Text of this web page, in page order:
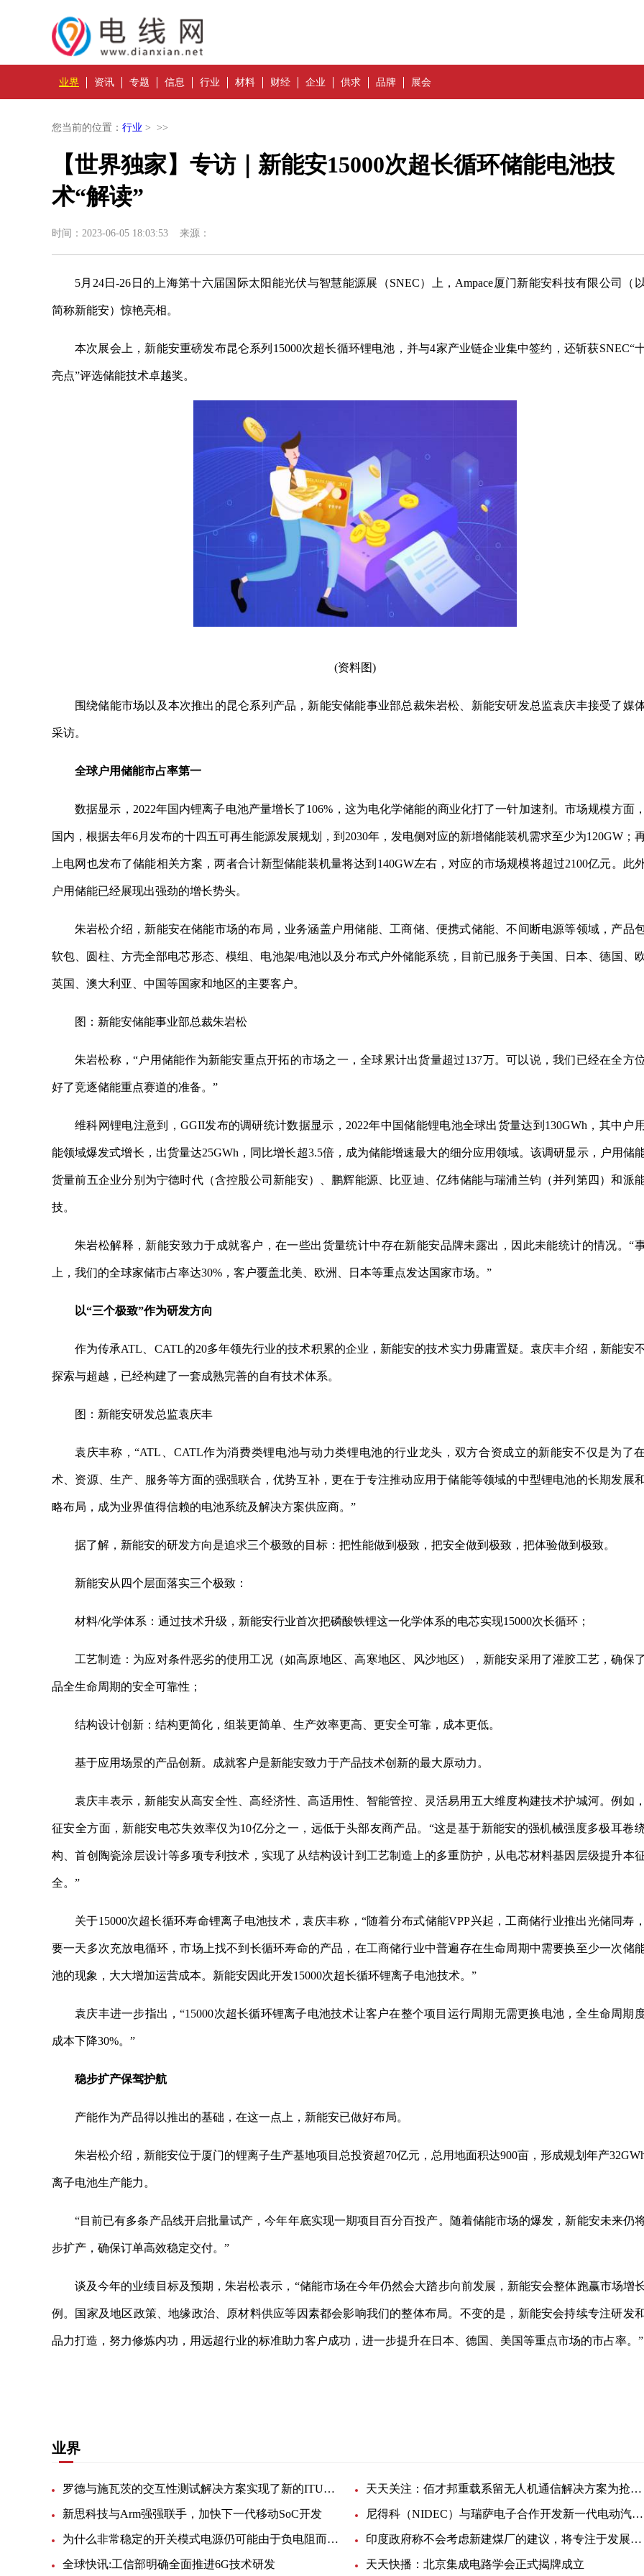
业界 资讯 专题 信息 行业 材料 财经 企业 供求 品牌 展会
您当前的位置： 行业 > >>
【世界独家】专访｜新能安15000次超长循环储能电池技
术“解读”
时间：2023-06-05 18:03:53 来源：
5月24日-26日的上海第十六届国际太阳能光伏与智慧能源展（SNEC）上，Ampace厦门新能安科技有限公司（
简称新能安）惊艳亮相。
本次展会上，新能安重磅发布昆仑系列15000次超长循环锂电池，并与4家产业链企业集中签约，还斩获SNEC“
亮点”评选储能技术卓越奖。
(资料图)
围绕储能市场以及本次推出的昆仑系列产品，新能安储能事业部总裁朱岩松、新能安研发总监袁庆丰接受了媒
采访。
全球户用储能市占率第一
数据显示，2022年国内锂离子电池产量增长了106%，这为电化学储能的商业化打了一针加速剂。市场规模方面
国内，根据去年6月发布的十四五可再生能源发展规划，到2030年，发电侧对应的新增储能装机需求至少为120GW；
上电网也发布了储能相关方案，两者合计新型储能装机量将达到140GW左右，对应的市场规模将超过2100亿元。此外
户用储能已经展现出强劲的增长势头。
朱岩松介绍，新能安在储能市场的布局，业务涵盖户用储能、工商储、便携式储能、不间断电源等领域，产品
软包、圆柱、方壳全部电芯形态、模组、电池架/电池以及分布式户外储能系统，目前已服务于美国、日本、德国、
英国、澳大利亚、中国等国家和地区的主要客户。
图：新能安储能事业部总裁朱岩松
朱岩松称，“户用储能作为新能安重点开拓的市场之一，全球累计出货量超过137万。可以说，我们已经在全方
好了竞逐储能重点赛道的准备。”
维科网锂电注意到，GGII发布的调研统计数据显示，2022年中国储能锂电池全球出货量达到130GWh，其中户
能领域爆发式增长，出货量达25GWh，同比增长超3.5倍，成为储能增速最大的细分应用领域。该调研显示，户用储
货量前五企业分别为宁德时代（含控股公司新能安）、鹏辉能源、比亚迪、亿纬储能与瑞浦兰钧（并列第四）和派
技。
朱岩松解释，新能安致力于成就客户，在一些出货量统计中存在新能安品牌未露出，因此未能统计的情况。“
上，我们的全球家储市占率达30%，客户覆盖北美、欧洲、日本等重点发达国家市场。”
以“三个极致”作为研发方向
作为传承ATL、CATL的20多年领先行业的技术积累的企业，新能安的技术实力毋庸置疑。袁庆丰介绍，新能安
探索与超越，已经构建了一套成熟完善的自有技术体系。
图：新能安研发总监袁庆丰
袁庆丰称，“ATL、CATL作为消费类锂电池与动力类锂电池的行业龙头，双方合资成立的新能安不仅是为了
术、资源、生产、服务等方面的强强联合，优势互补，更在于专注推动应用于储能等领域的中型锂电池的长期发展
略布局，成为业界值得信赖的电池系统及解决方案供应商。”
据了解，新能安的研发方向是追求三个极致的目标：把性能做到极致，把安全做到极致，把体验做到极致。
新能安从四个层面落实三个极致：
材料/化学体系：通过技术升级，新能安行业首次把磷酸铁锂这一化学体系的电芯实现15000次长循环；
工艺制造：为应对条件恶劣的使用工况（如高原地区、高寒地区、风沙地区），新能安采用了灌胶工艺，确保
品全生命周期的安全可靠性；
结构设计创新：结构更简化，组装更简单、生产效率更高、更安全可靠，成本更低。
基于应用场景的产品创新。成就客户是新能安致力于产品技术创新的最大原动力。
袁庆丰表示，新能安从高安全性、高经济性、高适用性、智能管控、灵活易用五大维度构建技术护城河。例如
征安全方面，新能安电芯失效率仅为10亿分之一，远低于头部友商产品。“这是基于新能安的强机械强度多极耳卷
构、首创陶瓷涂层设计等多项专利技术，实现了从结构设计到工艺制造上的多重防护，从电芯材料基因层级提升本
全。”
关于15000次超长循环寿命锂离子电池技术，袁庆丰称，“随着分布式储能VPP兴起，工商储行业推出光储同寿
要一天多次充放电循环，市场上找不到长循环寿命的产品，在工商储行业中普遍存在生命周期中需要换至少一次储
池的现象，大大增加运营成本。新能安因此开发15000次超长循环锂离子电池技术。”
袁庆丰进一步指出，“15000次超长循环锂离子电池技术让客户在整个项目运行周期无需更换电池，全生命周期
成本下降30%。”
稳步扩产保驾护航
产能作为产品得以推出的基础，在这一点上，新能安已做好布局。
朱岩松介绍，新能安位于厦门的锂离子生产基地项目总投资超70亿元，总用地面积达900亩，形成规划年产
离子电池生产能力。
“目前已有多条产品线开启批量试产，今年年底实现一期项目百分百投产。随着储能市场的爆发，新能安未来仍
步扩产，确保订单高效稳定交付。”
谈及今年的业绩目标及预期，朱岩松表示，“储能市场在今年仍然会大踏步向前发展，新能安会整体跑赢市场增
例。国家及地区政策、地缘政治、原材料供应等因素都会影响我们的整体布局。不变的是，新能安会持续专注研发
品力打造，努力修炼内功，用远超行业的标准助力客户成功，进一步提升在日本、德国、美国等重点市场的市占率。”
业界
罗德与施瓦茨的交互性测试解决方案实现了新的ITU网络性能评估建议-资讯推荐 天天关注：佰才邦重载系留无人机通信解决方案为抢险救灾提供保障
新思科技与Arm强强联手，加快下一代移动SoC开发 尼得科（NIDEC）与瑞萨电子合作开发新一代电动汽车用电驱系统E-Axle的半导体解决方案
为什么非常稳定的开关模式电源仍可能由于负电阻而产生振荡 印度政府称不会考虑新建煤厂的建议，将专注于发展可再生能源行业_全球热资讯
全球快讯:工信部明确全面推进6G技术研发 天天快播：北京集成电路学会正式揭牌成立